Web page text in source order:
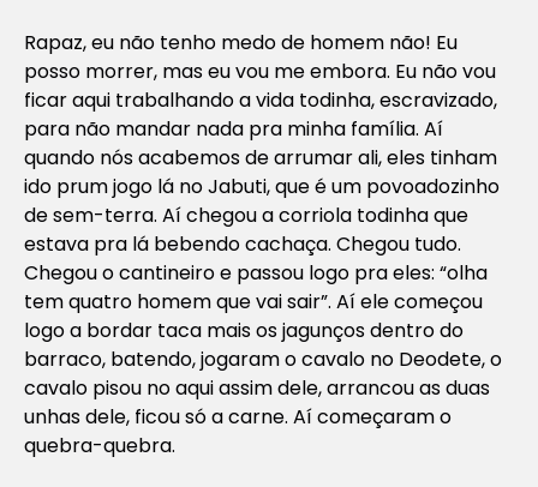
Rapaz, eu não tenho medo de homem não! Eu
posso morrer, mas eu vou me embora. Eu não vou
ficar aqui trabalhando a vida todinha, escravizado,
para não mandar nada pra minha família. Aí
quando nós acabemos de arrumar ali, eles tinham
ido prum jogo lá no Jabuti, que é um povoadozinho
de sem-terra. Aí chegou a corriola todinha que
estava pra lá bebendo cachaça. Chegou tudo.
Chegou o cantineiro e passou logo pra eles: “olha
tem quatro homem que vai sair”. Aí ele começou
logo a bordar taca mais os jagunços dentro do
barraco, batendo, jogaram o cavalo no Deodete, o
cavalo pisou no aqui assim dele, arrancou as duas
unhas dele, ficou só a carne. Aí começaram o
quebra-quebra.